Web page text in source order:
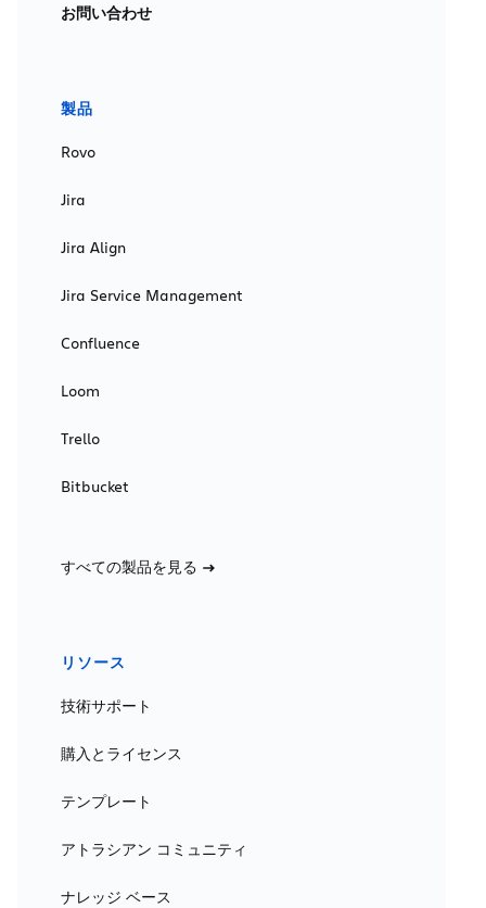
お問い合わせ
製品
Rovo
Jira
Jira Align
Jira Service Management
Confluence
Loom
Trello
Bitbucket
すべての製品を見る
リソース
技術サポート
購入とライセンス
テンプレート
アトラシアン コミュニティ
ナレッジ ベース